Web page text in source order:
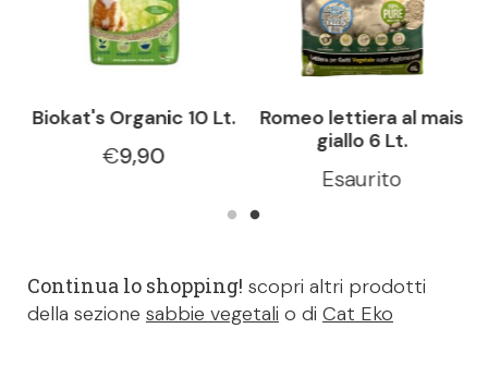
Biokat's Organic 10 Lt.
€9,90
Romeo lettiera al mais
giallo 6 Lt.
Esaurito
Continua lo shopping! scopri altri prodotti
della sezione sabbie vegetali o di Cat Eko